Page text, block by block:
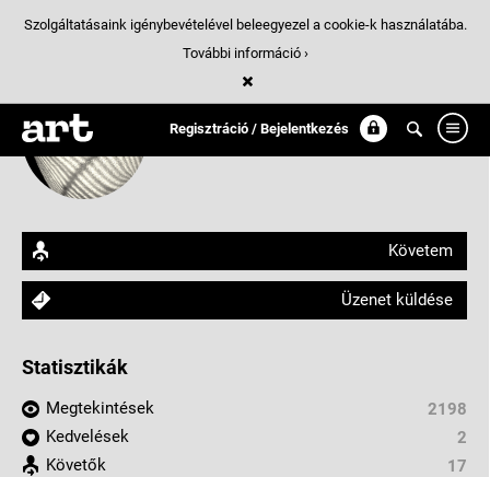
Regisztráció / Bejelentkezés
Mezősi Ágnes AGO
arthungry.com/mezosi.agnes
Követem
Üzenet küldése
Statisztikák
Megtekintések
2198
Kedvelések
2
Követők
17
Szolgáltatásaink igénybevételével beleegyezel a cookie-k használatába.
További információ ›